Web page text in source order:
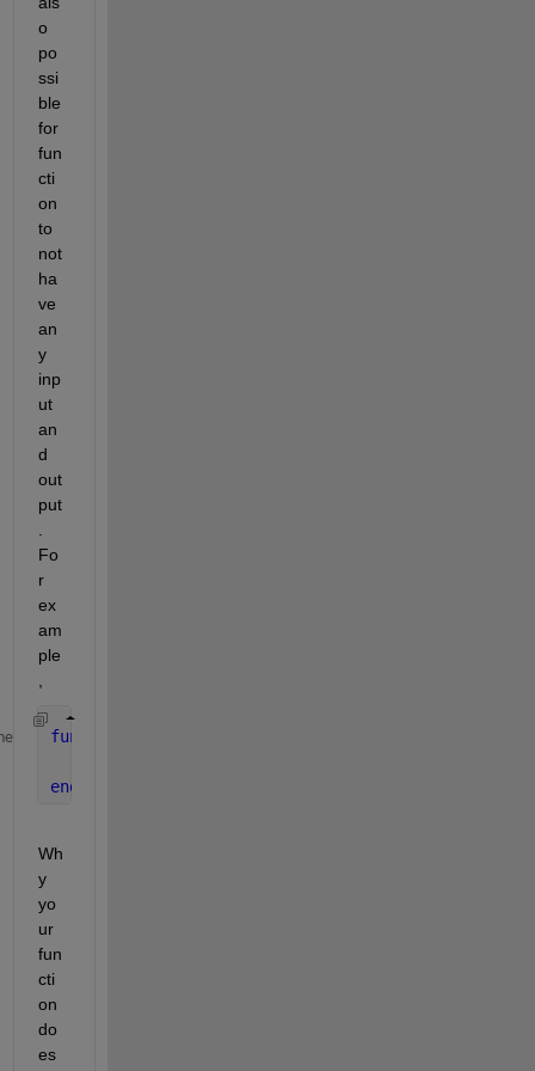
o
po
ssi
ble
for
fun
cti
on
to
not
ha
ve
an
y
inp
ut
an
d
out
put
.
Fo
r
ex
am
ple
,
function
end
Wh
y
yo
ur
fun
cti
on
do
es